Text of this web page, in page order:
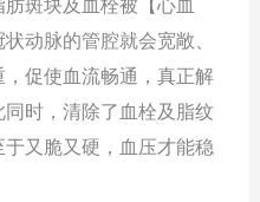
动脉的管腔就会宽敞、
促使血流畅通，真正解
时，清除了血栓及脂纹
又脆又硬，血压才能稳